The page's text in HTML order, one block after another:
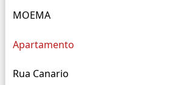
MOEMA
Apartamento
Rua Canario